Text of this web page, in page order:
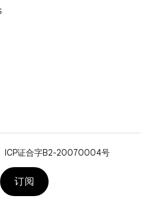
ICP证合字B2-20070004号
订阅